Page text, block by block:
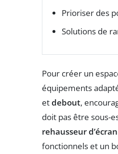
Prioriser des
Solutions de
Pour créer un
équipements
etdebout,
doit pas être sous-
rehausseur d’écran
fonctionnels et un